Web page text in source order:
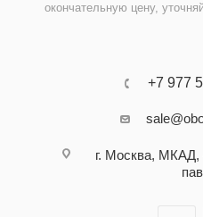
окончательную цену,
+7 977
г. Москва, МКАД,